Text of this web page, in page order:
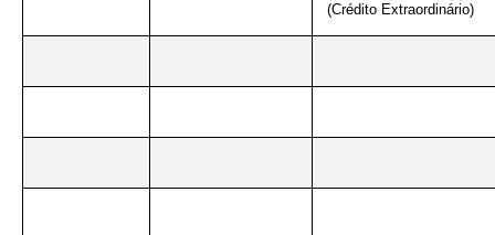
(Crédito Extraordinário)